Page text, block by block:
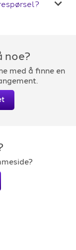
noe?
med å finne en